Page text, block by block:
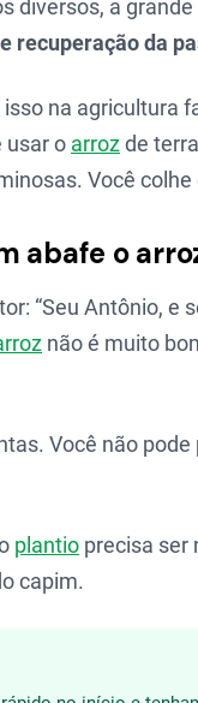
diversos, a
recuperação da
na agricultura
usar o arrozde
Você colhe
abafe o
“Seu Antônio, e
não é muito
Você não
plantio precisa ser
capim.